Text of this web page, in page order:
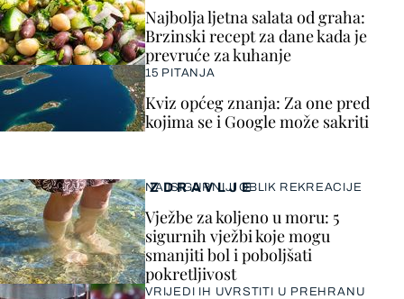
ZDRAVLJE
NAJSIGURNIJI OBLIK REKREACIJE
Vježbe za koljeno u moru: 5
sigurnih vježbi koje mogu
smanjiti bol i poboljšati
pokretljivost
VRIJEDI IH UVRSTITI U PREHRANU
Najbolja ljetna salata od graha:
Brzinski recept za dane kada je
prevruće za kuhanje
15 PITANJA
Kviz općeg znanja: Za one pred
kojima se i Google može sakriti